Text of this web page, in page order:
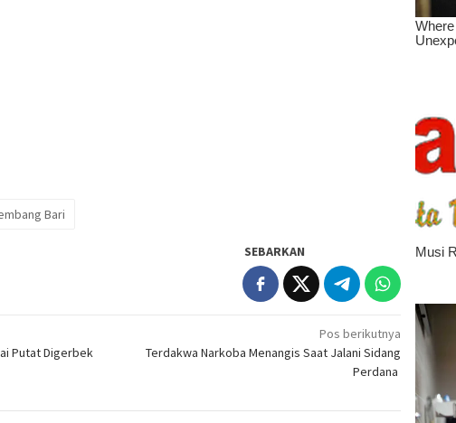
Bari
SEBARKAN
Putat Digerbek
Pos berikutnya
Terdakwa Narkoba Menangis Saat Jalani Sidang
Perdana